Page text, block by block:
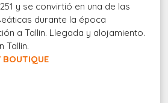
y se convirtió en una de las
durante la época
a Tallin. Llegada y alojamiento.
Tallin.
BOUTIQUE